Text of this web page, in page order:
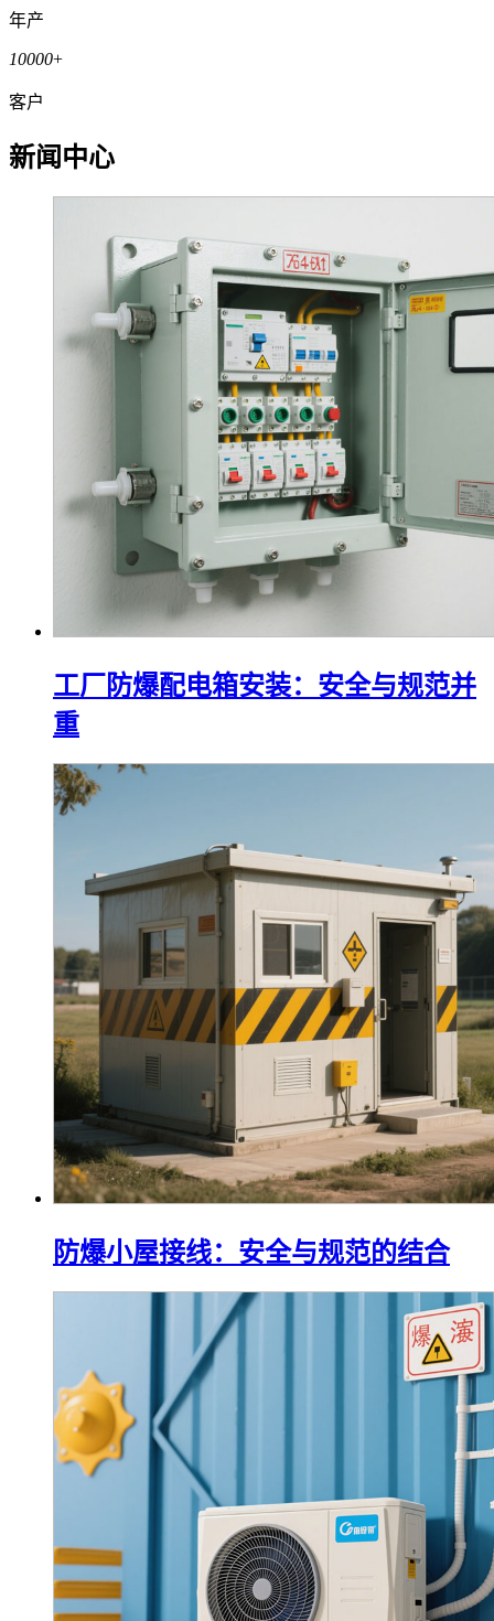
年产
10000+
客户
新闻中心
工厂防爆配电箱安装：安全与规范并
重
防爆小屋接线：安全与规范的结合